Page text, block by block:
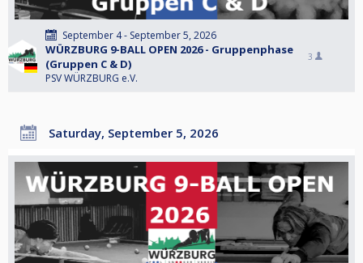
September 4 - September 5, 2026
WÜRZBURG 9-BALL OPEN 2026 - Gruppenphase
(Gruppen C & D)
PSV WÜRZBURG e.V.
3
Saturday, September 5, 2026